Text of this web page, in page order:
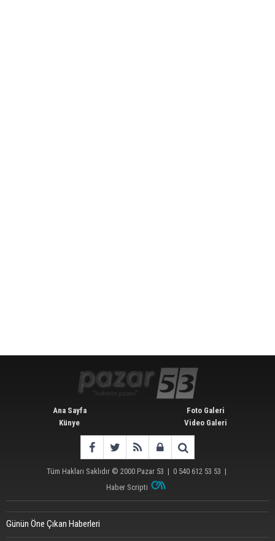
Ana Sayfa
Künye
Foto Galeri
Video Galeri
Tüm Hakları Saklıdır © 2000 Pazar 53 | 0 540 612 53 53 |
Haber Scripti
Günün Öne Çıkan Haberleri